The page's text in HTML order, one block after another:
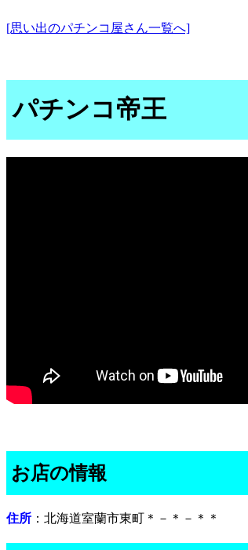
[思い出のパチンコ屋さん一覧へ]
パチンコ帝王
お店の情報
住所 ：北海道室蘭市東町＊－＊－＊＊